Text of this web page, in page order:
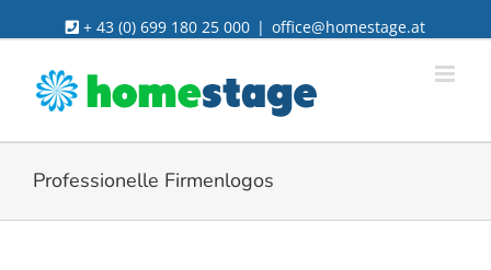
to
content
+ 43 (0) 699 180 25 000 | office@homestage.at
Professionelle Firmenlogos